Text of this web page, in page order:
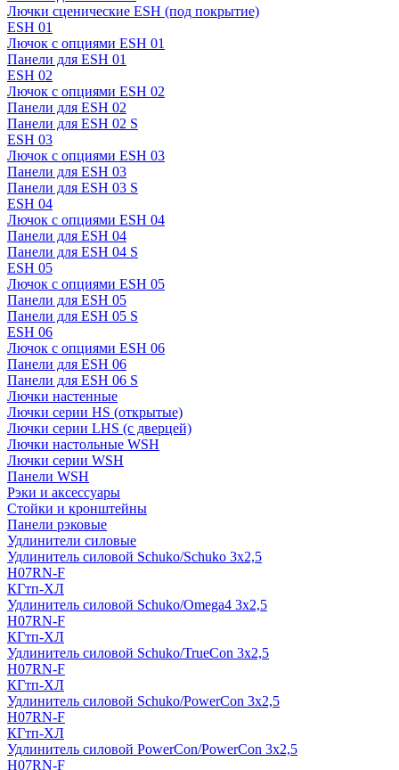
Лючки сценические ESH (под покрытие)
ESH 01
Лючок с опциями ESH 01
Панели для ESH 01
ESH 02
Лючок с опциями ESH 02
Панели для ESH 02
Панели для ESH 02 S
ESH 03
Лючок с опциями ESH 03
Панели для ESH 03
Панели для ESH 03 S
ESH 04
Лючок с опциями ESH 04
Панели для ESH 04
Панели для ESH 04 S
ESH 05
Лючок с опциями ESH 05
Панели для ESH 05
Панели для ESH 05 S
ESH 06
Лючок с опциями ESH 06
Панели для ESH 06
Панели для ESH 06 S
Лючки настенные
Лючки серии HS (открытые)
Лючки серии LHS (с дверцей)
Лючки настольные WSH
Лючки серии WSH
Панели WSH
Рэки и аксессуары
Стойки и кронштейны
Панели рэковые
Удлинители силовые
Удлинитель силовой Schuko/Schuko 3х2,5
H07RN-F
КГтп-ХЛ
Удлинитель силовой Schuko/Omega4 3х2,5
H07RN-F
КГтп-ХЛ
Удлинитель силовой Schuko/TrueCon 3х2,5
H07RN-F
КГтп-ХЛ
Удлинитель силовой Schuko/PowerCon 3х2,5
H07RN-F
КГтп-ХЛ
Удлинитель силовой PowerCon/PowerCon 3х2,5
H07RN-F